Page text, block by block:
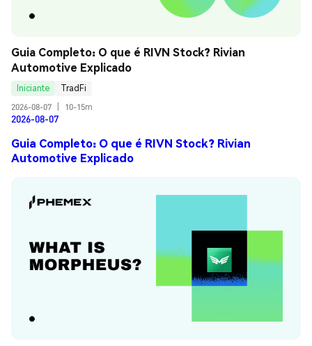
Guia Completo: O que é RIVN Stock? Rivian
Automotive Explicado
Iniciante
TradFi
2026-08-07
10-15m
2026-08-07
Guia Completo: O que é RIVN Stock? Rivian
Automotive Explicado